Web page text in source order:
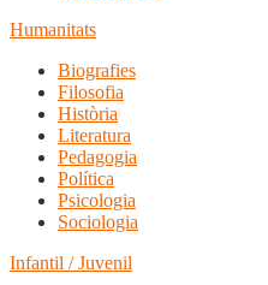
Humanitats
Biografies
Filosofia
Història
Literatura
Pedagogia
Política
Psicologia
Sociologia
Infantil / Juvenil